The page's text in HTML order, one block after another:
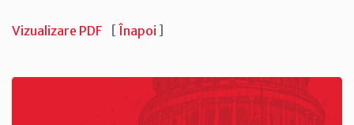
Vizualizare PDF [ Înapoi ]